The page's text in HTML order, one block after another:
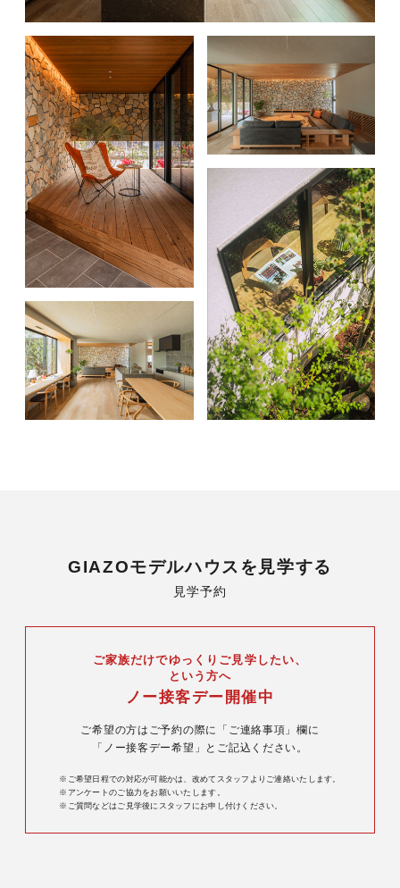
GIAZOモデルハウスを見学する
見学予約
ご家族だけでゆっくりご見学したい、
という方へ
ノー接客デー開催中
ご希望の方はご予約の際に「ご連絡事項」欄に
「ノー接客デー希望」とご記込ください。
※ご希望日程での対応が可能かは、改めてスタッフよりご連絡いたします。
※アンケートのご協力をお願いいたします。
※ご質問などはご見学後にスタッフにお申し付けください。